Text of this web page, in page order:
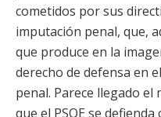
cometidos por sus
imputación penal, que,
que produce en la
derecho de defensa en
penal. Parece llegado
que el PSOE se